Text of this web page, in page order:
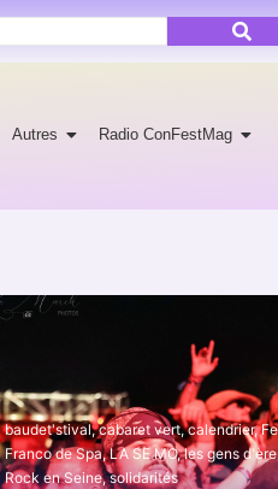
Autres Radio ConFestMag
baudet'stival, cabaret vert, calendrier,
Franco de Spa, LA SE MO, les gens d'ère
Rock en Seine, solidarités